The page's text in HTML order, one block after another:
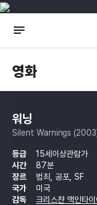
영화
워닝
Silent Warnings
등급
15세이상관람가
시간
87분
장르
범죄, 공포, SF
국가
미국
감독
크리스챤 맥인타이